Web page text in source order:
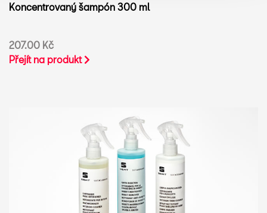
Koncentrovaný šampón 300 ml
207.00 Kč
Přejít na produkt